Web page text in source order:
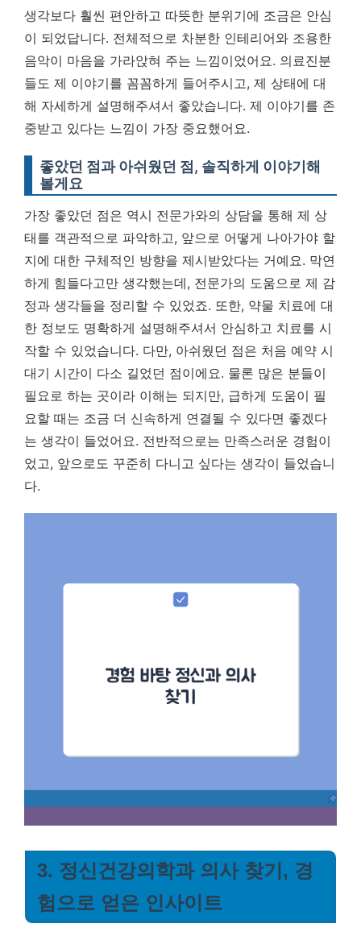
생각보다 훨씬 편안하고 따뜻한 분위기에 조금은 안심
이 되었답니다. 전체적으로 차분한 인테리어와 조용한
음악이 마음을 가라앉혀 주는 느낌이었어요. 의료진분
들도 제 이야기를 꼼꼼하게 들어주시고, 제 상태에 대
해 자세하게 설명해주셔서 좋았습니다. 제 이야기를 존
중받고 있다는 느낌이 가장 중요했어요.
좋았던 점과 아쉬웠던 점, 솔직하게 이야기해
볼게요
가장 좋았던 점은 역시 전문가와의 상담을 통해 제 상
태를 객관적으로 파악하고, 앞으로 어떻게 나아가야 할
지에 대한 구체적인 방향을 제시받았다는 거예요. 막연
하게 힘들다고만 생각했는데, 전문가의 도움으로 제 감
정과 생각들을 정리할 수 있었죠. 또한, 약물 치료에 대
한 정보도 명확하게 설명해주셔서 안심하고 치료를 시
작할 수 있었습니다. 다만, 아쉬웠던 점은 처음 예약 시
대기 시간이 다소 길었던 점이에요. 물론 많은 분들이
필요로 하는 곳이라 이해는 되지만, 급하게 도움이 필
요할 때는 조금 더 신속하게 연결될 수 있다면 좋겠다
는 생각이 들었어요. 전반적으로는 만족스러운 경험이
었고, 앞으로도 꾸준히 다니고 싶다는 생각이 들었습니
다.
3. 정신건강의학과 의사 찾기, 경
험으로 얻은 인사이트